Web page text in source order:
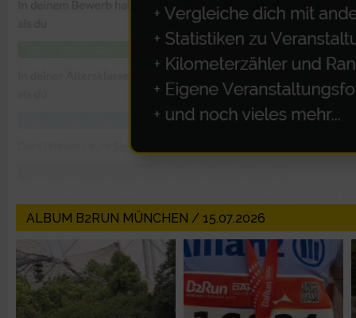
ALBUM B2RUN MÜNCHEN / 15.07.2026
Verwendung von Profilen zur Auswahl personalisierter Inhalte
Messung der Werbeleistung
Entwicklung und Verbesserung der Angebote
Verwendung reduzierter Daten zur Auswahl von Inhalten